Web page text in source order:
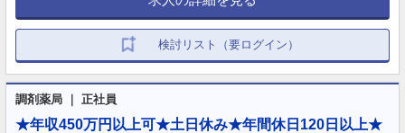
検討リスト（要ログイン）
調剤薬局 ｜ 正社員
★年収450万円以上可★土日休み★年間休日120日以上★